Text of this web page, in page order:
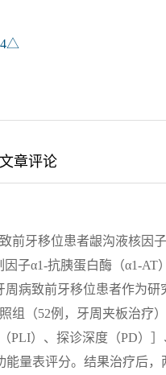
4△
文章评论
前牙移位患者龈沟液核因
子α1-抗胰蛋白酶（α1-AT
病致前牙移位患者作为
组（52例，牙周夹板治疗
）、探诊深度（PD）
量表评分。结果治疗后